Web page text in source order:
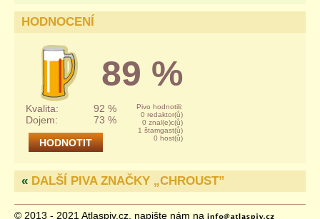
HODNOCENÍ
89 %
Kvalita: 92 %
Pivo hodnotili:
0 redaktor(ů)
0 znal(e)c(ů)
1 štamgast(ů)
0 host(ů)
Dojem: 73 %
« DALŠÍ PIVA ZNAČKY „CHROUST”
© 2013 - 2021 Atlaspiv.cz, napište nám na